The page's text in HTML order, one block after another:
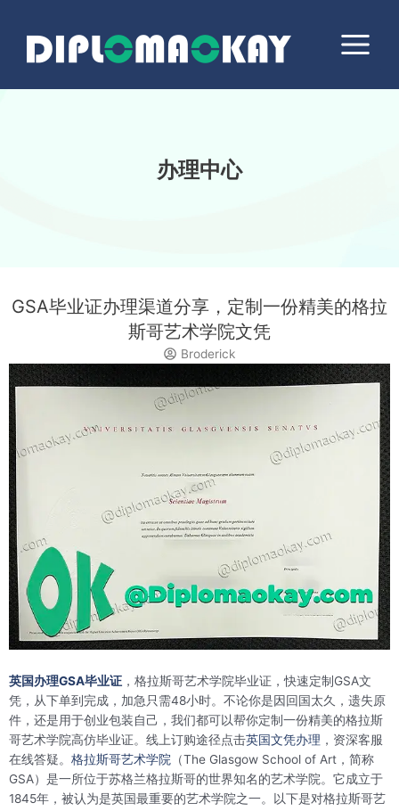
Menu
办理中心
GSA毕业证办理渠道分享，定制一份精美的格拉
斯哥艺术学院文凭
Broderick
英国办理GSA毕业证 ，格拉斯哥艺术学院毕业证，快速定制GSA文
凭，从下单到完成，加急只需48小时。不论你是因回国太久，遗失原
件，还是用于创业包装自己，我们都可以帮你定制一份精美的格拉斯
哥艺术学院高仿毕业证。线上订购途径点击英国文凭办理 ，资深客服
在线答疑。 格拉斯哥艺术学院 （The Glasgow School of Art，简称
GSA）是一所位于苏格兰格拉斯哥的世界知名的艺术学院。它成立于
1845年，被认为是英国最重要的艺术学院之一。以下是对格拉斯哥艺